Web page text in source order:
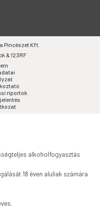
Pincészet Kft.
& 123RF
riportok
alkoholfogyasztás
18 éven aluliak számára